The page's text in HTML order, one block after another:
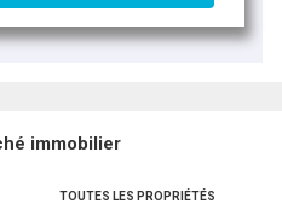
immobilier
TOUTES LES PROPRIÉTÉS